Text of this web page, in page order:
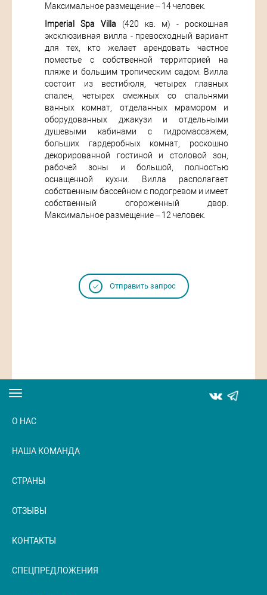
Максимальное размещение – 14 человек.
Imperial Spa Villa (420 кв. м) - роскошная
эксклюзивная вилла - превосходный вариант
для тех, кто желает арендовать частное
поместье с собственной территорией на
пляже и большим тропическим садом. Вилла
состоит из вестибюля, четырех главных
спален, четырех смежных со спальнями
ванных комнат, отделанных мрамором и
оборудованных джакузи и отдельными
душевыми кабинами с гидромассажем,
больших гардеробных комнат, роскошно
декорированной гостиной и столовой зон,
рабочей зоны и большой, полностью
оснащенной кухни. Вилла располагает
собственным бассейном с подогревом и имеет
собственный огороженный двор.
Максимальное размещение – 12 человек.
Отправить запрос
Toggle
О НАС
НАША КОМАНДА
СТРАНЫ
ОТЗЫВЫ
КОНТАКТЫ
СПЕЦПРЕДЛОЖЕНИЯ